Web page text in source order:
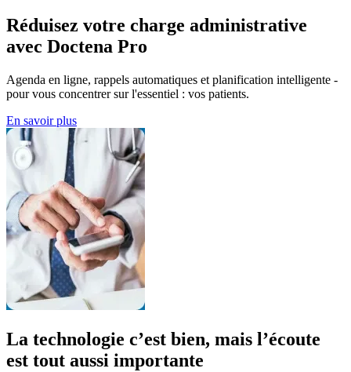
Réduisez votre charge administrative
avec Doctena Pro
Agenda en ligne, rappels automatiques et planification intelligente -
pour vous concentrer sur l'essentiel : vos patients.
En savoir plus
La technologie c’est bien, mais l’écoute
est tout aussi importante